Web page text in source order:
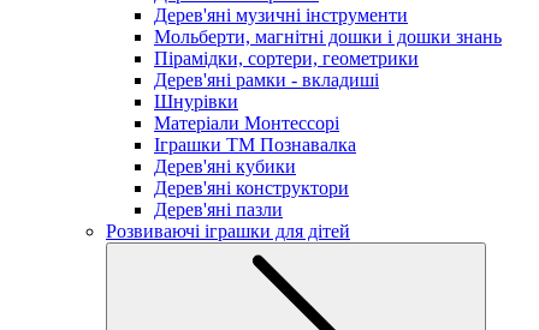
Дерев'яні музичні інструменти
Мольберти, магнітні дошки і дошки знань
Пірамідки, сортери, геометрики
Дерев'яні рамки - вкладиші
Шнурівки
Матеріали Монтессорі
Іграшки ТМ Познавалка
Дерев'яні кубики
Дерев'яні конструктори
Дерев'яні пазли
Розвиваючі іграшки для дітей